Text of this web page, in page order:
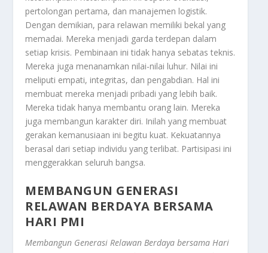
pertolongan pertama, dan manajemen logistik.
Dengan demikian, para relawan memiliki bekal yang
memadai. Mereka menjadi garda terdepan dalam
setiap krisis. Pembinaan ini tidak hanya sebatas teknis.
Mereka juga menanamkan nilai-nilai luhur. Nilai ini
meliputi empati, integritas, dan pengabdian. Hal ini
membuat mereka menjadi pribadi yang lebih baik.
Mereka tidak hanya membantu orang lain. Mereka
juga membangun karakter diri. Inilah yang membuat
gerakan kemanusiaan ini begitu kuat. Kekuatannya
berasal dari setiap individu yang terlibat. Partisipasi ini
menggerakkan seluruh bangsa.
MEMBANGUN GENERASI
RELAWAN BERDAYA BERSAMA
HARI PMI
Membangun Generasi Relawan Berdaya bersama Hari